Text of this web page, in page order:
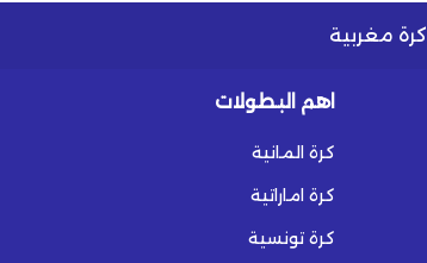
كرة مغربية
اهم البطولات
كرة المانية
كرة اماراتية
كرة تونسية